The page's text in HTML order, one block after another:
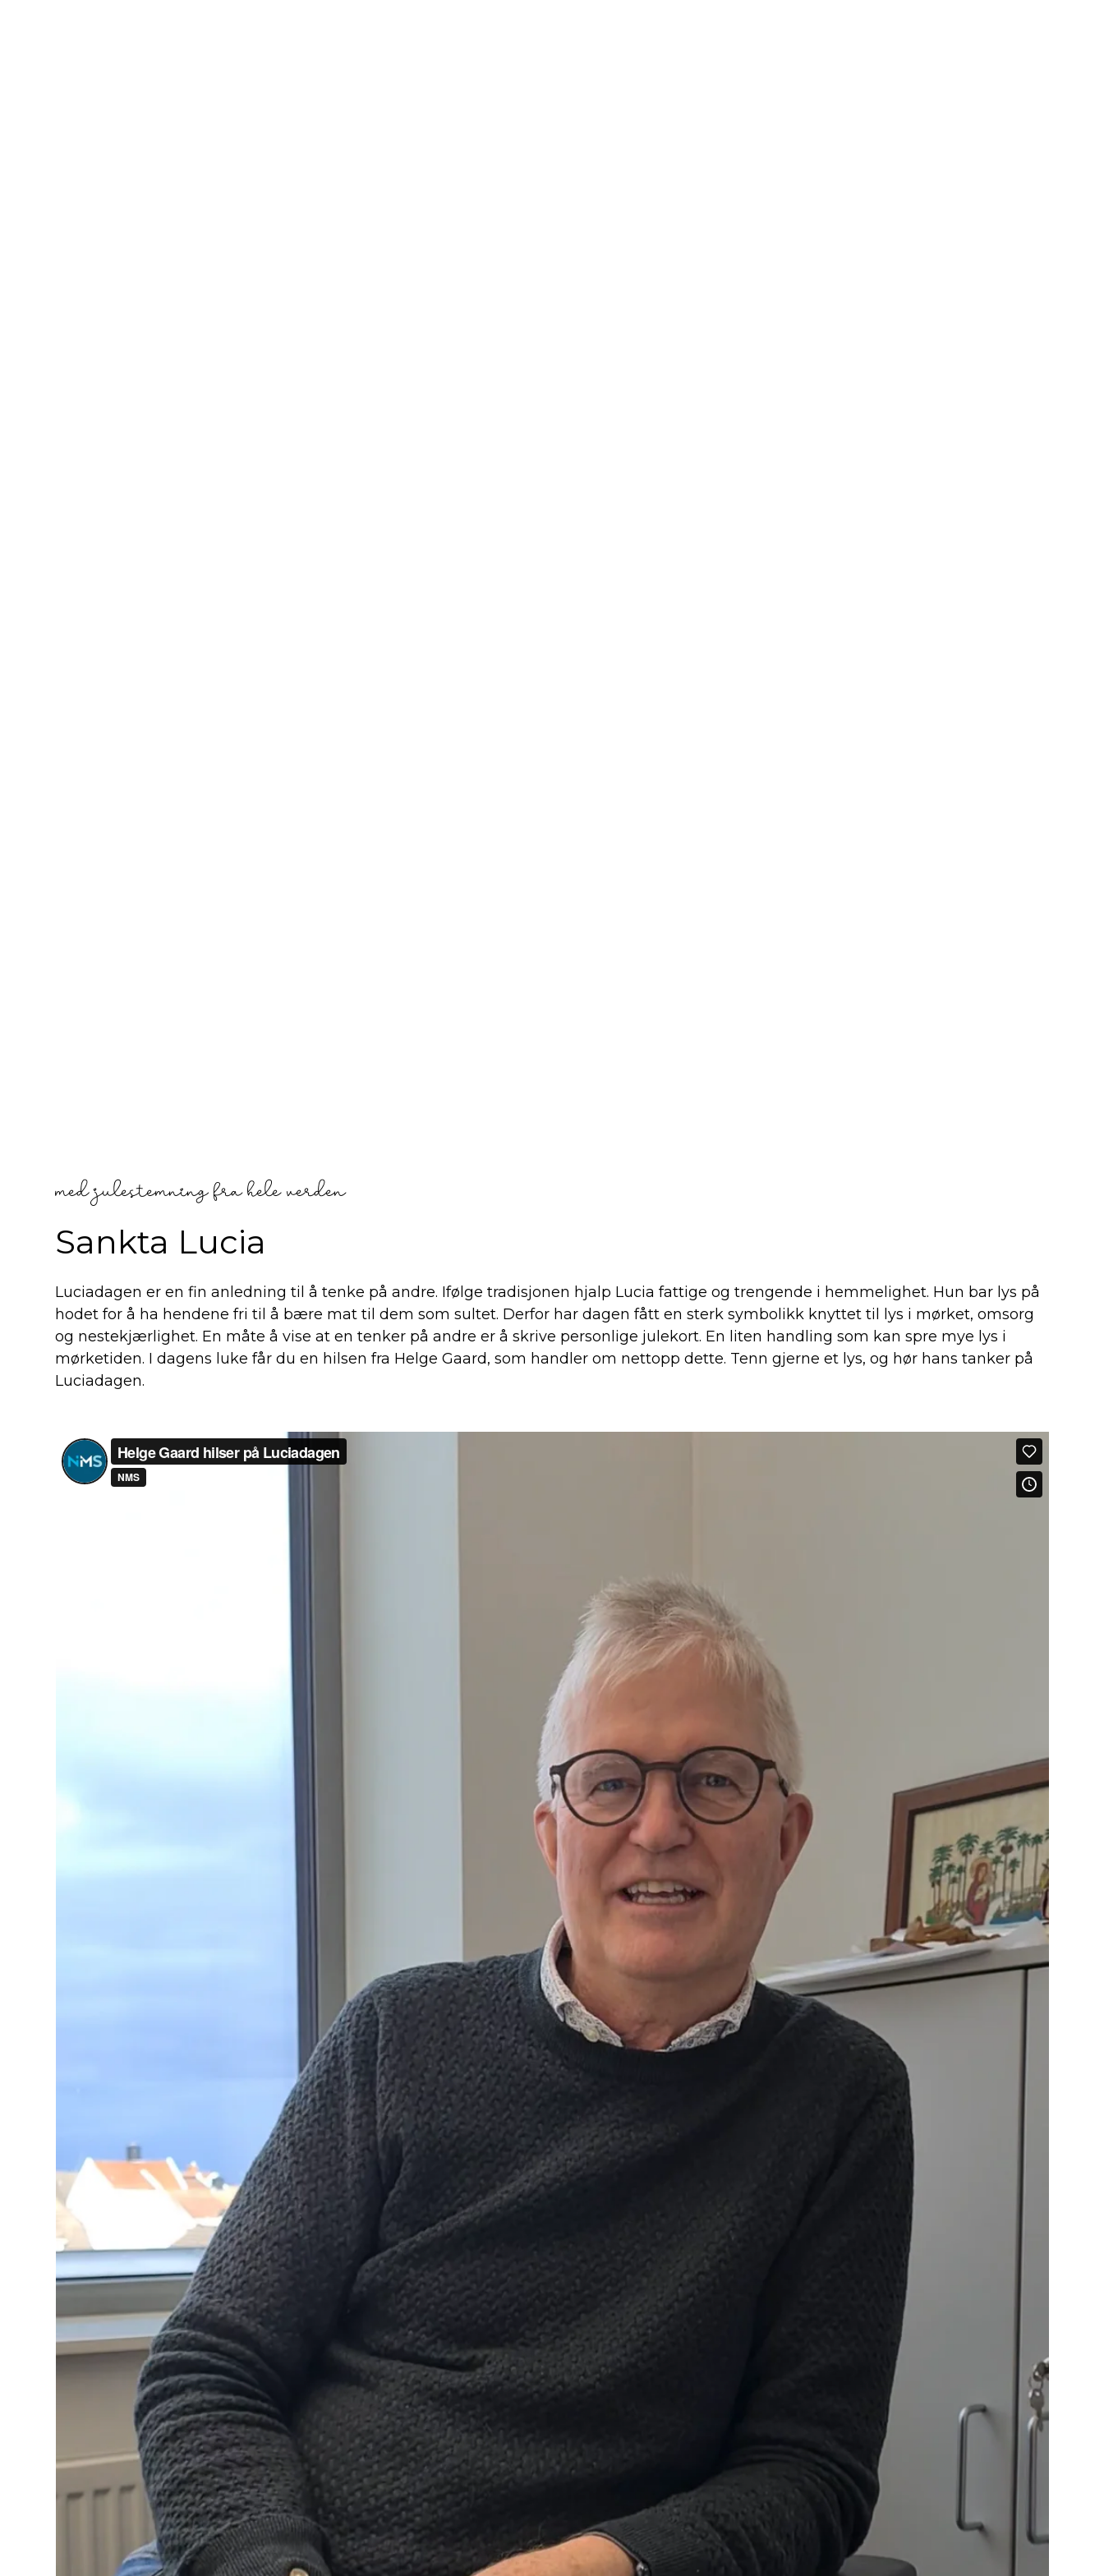
med julestemning fra hele verden
Sankta Lucia
Luciadagen er en fin anledning til å tenke på andre. Ifølge tradisjonen hjalp Lucia fattige og trengende i hemmelighet. Hun bar lys på
hodet for å ha hendene fri til å bære mat til dem som sultet. Derfor har dagen fått en sterk symbolikk knyttet til lys i mørket, omsorg
og nestekjærlighet. En måte å vise at en tenker på andre er å skrive personlige julekort. En liten handling som kan spre mye lys i
mørketiden. I dagens luke får du en hilsen fra Helge Gaard, som handler om nettopp dette. Tenn gjerne et lys, og hør hans tanker på
Luciadagen.